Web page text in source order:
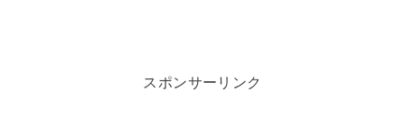
スポンサーリンク